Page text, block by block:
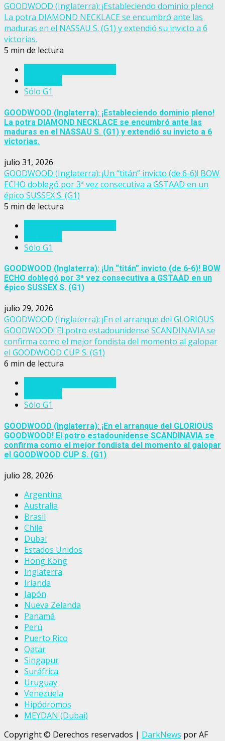
GOODWOOD (Inglaterra): ¡Estableciendo dominio pleno!
La potra DIAMOND NECKLACE se encumbró ante las
maduras en el NASSAU S. (G1) y extendió su invicto a 6
victorias.
5 min de lectura
Sólo G1
GOODWOOD (Inglaterra): ¡Estableciendo dominio pleno!
La potra DIAMOND NECKLACE se encumbró ante las
maduras en el NASSAU S. (G1) y extendió su invicto a 6
victorias.
julio 31, 2026
GOODWOOD (Inglaterra): ¡Un “titán” invicto (de 6-6)! BOW
ECHO doblegó por 3ª vez consecutiva a GSTAAD en un
épico SUSSEX S. (G1)
5 min de lectura
Sólo G1
GOODWOOD (Inglaterra): ¡Un “titán” invicto (de 6-6)! BOW
ECHO doblegó por 3ª vez consecutiva a GSTAAD en un
épico SUSSEX S. (G1)
julio 29, 2026
GOODWOOD (Inglaterra): ¡En el arranque del GLORIOUS
GOODWOOD! El potro estadounidense SCANDINAVIA se
confirma como el mejor fondista del momento al galopar
el GOODWOOD CUP S. (G1)
6 min de lectura
Sólo G1
GOODWOOD (Inglaterra): ¡En el arranque del GLORIOUS
GOODWOOD! El potro estadounidense SCANDINAVIA se
confirma como el mejor fondista del momento al galopar
el GOODWOOD CUP S. (G1)
julio 28, 2026
Argentina
Australia
Brasil
Chile
Dubai
Estados Unidos
Hong Kong
Inglaterra
Irlanda
Japón
Nueva Zelanda
Panamá
Perú
Puerto Rico
Qatar
Singapur
Suráfrica
Uruguay
Venezuela
Hipódromos
MEYDAN (Dubai)
Copyright © Derechos reservados | DarkNews por AF